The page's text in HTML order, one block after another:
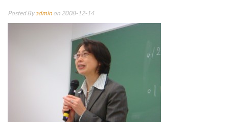
Posted Byadmin on 2008-12-14